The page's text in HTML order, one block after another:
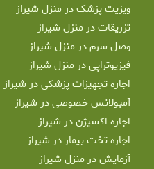
ویزیت پزشک در منزل شیراز
تزریقات در منزل شیراز
وصل سرم در منزل شیراز
فیزیوتراپی در منزل شیراز
اجاره تجهیزات پزشکی در شیراز
آمبولانس خصوصی در شیراز
اجاره اکسیژن در شیراز
اجاره تخت بیمار در شیراز
آزمایش در منزل شیراز